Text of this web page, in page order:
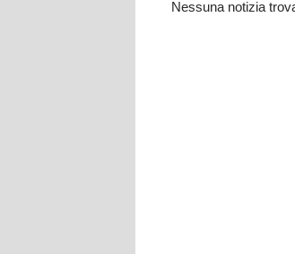
Nessuna notizia